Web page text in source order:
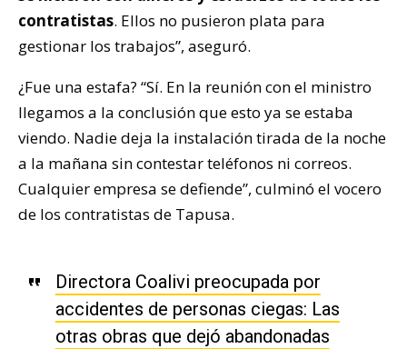
contratistas. Ellos no pusieron plata para
gestionar los trabajos”, aseguró.
¿Fue una estafa? “Sí. En la reunión con el ministro
llegamos a la conclusión que esto ya se estaba
viendo. Nadie deja la instalación tirada de la noche
a la mañana sin contestar teléfonos ni correos.
Cualquier empresa se defiende”, culminó el vocero
de los contratistas de Tapusa.
Directora Coalivi preocupada por
accidentes de personas ciegas: Las
otras obras que dejó abandonadas